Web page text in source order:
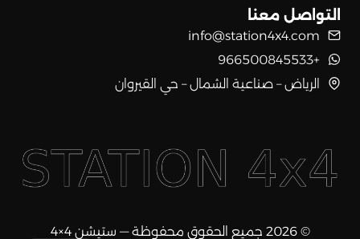
التواصل معنا
info@station4x4.com
+966500845533
الرياض – صناعية الشمال – حي القيروان
© 2026 جميع الحقوق محفوظة — ستيشن 4×4